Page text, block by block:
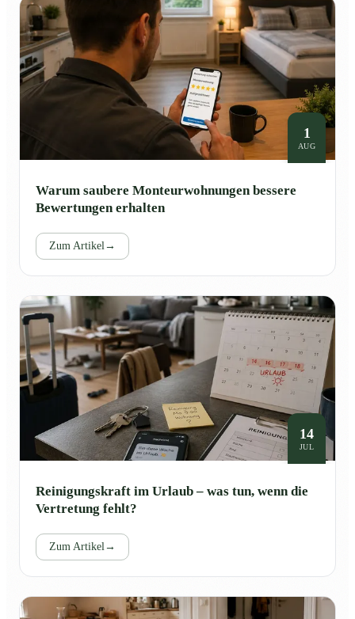
1
AUG
Warum saubere Monteurwohnungen bessere
Bewertungen erhalten
Zum Artikel→
14
JUL
Reinigungskraft im Urlaub – was tun, wenn die
Vertretung fehlt?
Zum Artikel→